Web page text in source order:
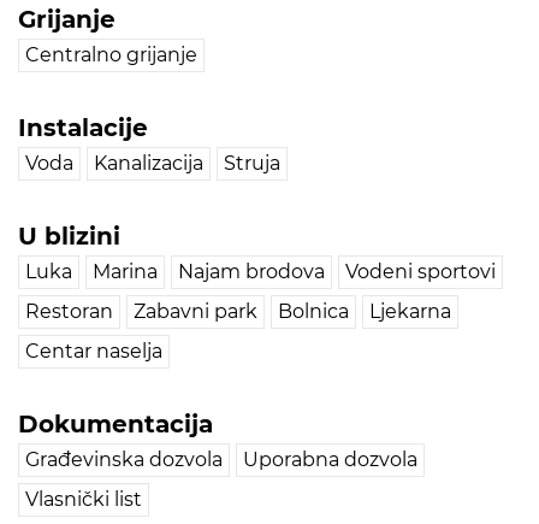
Grijanje
Centralno grijanje
Instalacije
Voda Kanalizacija Struja
U blizini
Luka Marina Najam brodova
Vodeni sportovi
Restoran
Zabavni park Bolnica
Ljekarna
Centar naselja
Dokumentacija
Građevinska dozvola
Uporabna dozvola
Vlasnički list